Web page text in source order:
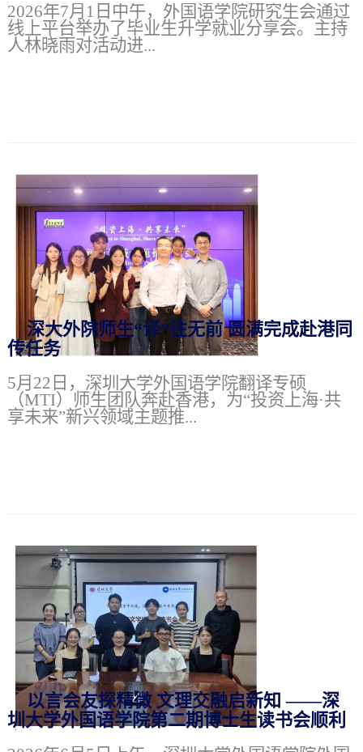
2026年7月1日中午，外国语学院研究生会通过
线上平台举办了毕业生升学就业分享会。主持
人林晓雨对活动进...
深大外院师生“译”往无前 圆满完成赴港同
传任务
5月22日，深圳大学外国语学院翻译专硕
（MTI）师生团队奔赴香港，为“投资上海·共
享未来”新兴领域主题推...
以言会友探精微 文理交融启新知 ——深
圳大学外国语学院第二期博士生读书会顺利